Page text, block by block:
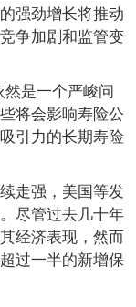
强劲增长将推动
争加剧和监管变
是一个严峻问
将会影响寿险公
引力的长期寿险
走强，美国等发
尽管过去几十年
经济表现，然而
过一半的新增保